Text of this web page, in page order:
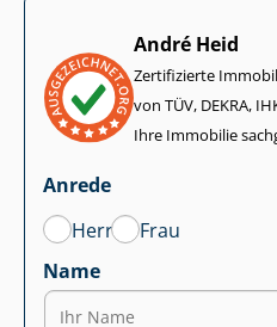
André Heid
Zertifizierte
von TÜV, DEKRA,
Ihre Immobilie
Anrede
Herr
Frau
Name